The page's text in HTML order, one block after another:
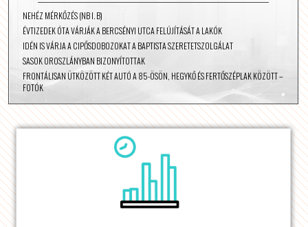
NEHÉZ MÉRKŐZÉS (NB I. B)
ÉVTIZEDEK ÓTA VÁRJÁK A BERCSÉNYI UTCA FELÚJÍTÁSÁT A LAKÓK
IDÉN IS VÁRJA A CIPŐSDOBOZOKAT A BAPTISTA SZERETETSZOLGÁLAT
SASOK OROSZLÁNYBAN BIZONYÍTOTTAK
FRONTÁLISAN ÜTKÖZÖTT KÉT AUTÓ A 85-ÖSÖN, HEGYKŐ ÉS FERTŐSZÉPLAK KÖZÖTT –
FOTÓK